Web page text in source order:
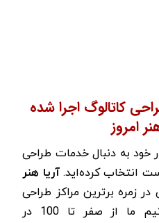
کاتالوگ اجرا شده
امروز
به دنبال خدمات طراحی
انتخاب کرده‌اید.آریا هنر
زمره برترین مراکز طراحی
ما
از صفر تا 100 در